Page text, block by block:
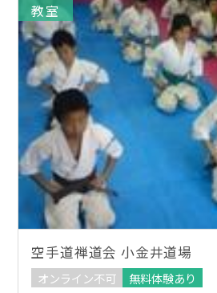
教室
空手道禅道会 小金井道場
オンライン不可
無料体験あり